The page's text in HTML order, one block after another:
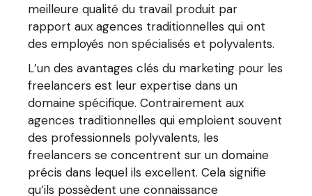
meilleure qualité du travail produit par
rapport aux agences traditionnelles qui ont
des employés non spécialisés et polyvalents.
L’un des avantages clés du marketing pour les
freelancers est leur expertise dans un
domaine spécifique. Contrairement aux
agences traditionnelles qui emploient souvent
des professionnels polyvalents, les
freelancers se concentrent sur un domaine
précis dans lequel ils excellent. Cela signifie
qu’ils possèdent une connaissance